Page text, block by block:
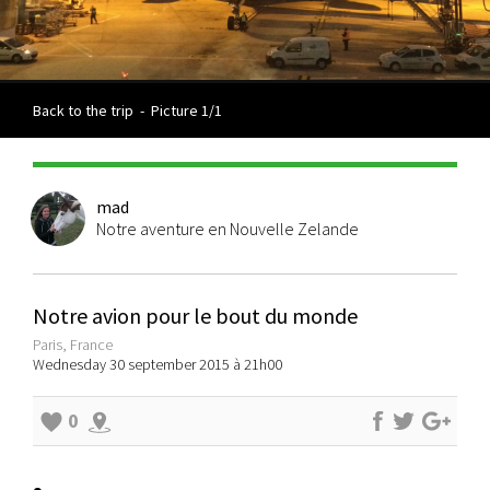
Back to the trip - Picture 1/1
mad
Notre aventure en Nouvelle Zelande
Notre avion pour le bout du monde
Paris, France
Wednesday 30 september 2015 à 21h00
0